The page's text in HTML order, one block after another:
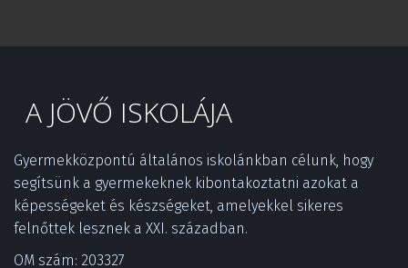
A JÖVŐ ISKOLÁJA
Gyermekközpontú általános iskolánkban célunk, hogy
segítsünk a gyermekeknek kibontakoztatni azokat a
képességeket és készségeket, amelyekkel sikeres
felnőttek lesznek a XXI. században.­
OM szám: 203327